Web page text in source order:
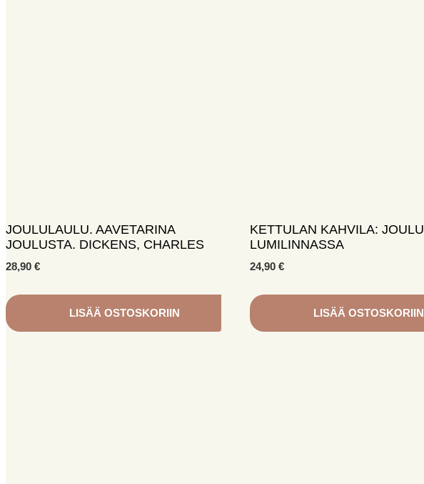
JOULULAULU. AAVETARINA
JOULUSTA. DICKENS, CHARLES
28,90 €
LISÄÄ OSTOSKORIIN
KETTULAN KAHVILA: JOULU
LUMILINNASSA
24,90 €
LISÄÄ OSTOSKORIIN